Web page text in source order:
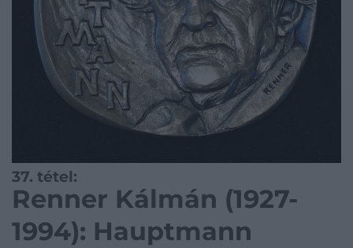
37. tétel:
Renner Kálmán (1927-
1994): Hauptmann